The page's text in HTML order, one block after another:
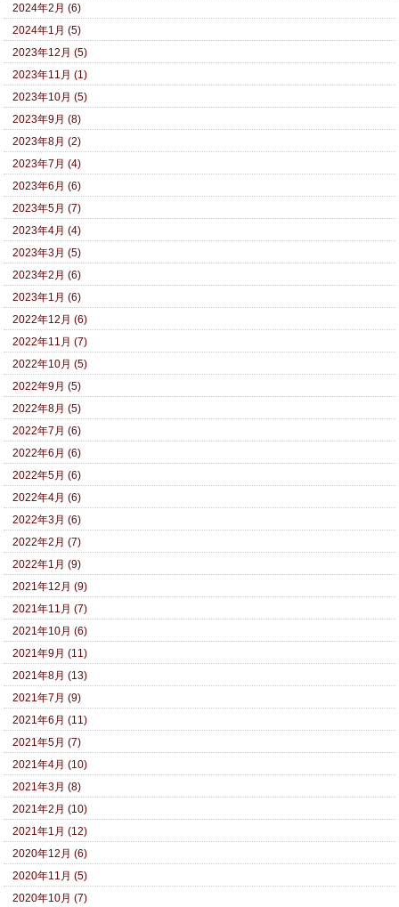
2024年2月 (6)
2024年1月 (5)
2023年12月 (5)
2023年11月 (1)
2023年10月 (5)
2023年9月 (8)
2023年8月 (2)
2023年7月 (4)
2023年6月 (6)
2023年5月 (7)
2023年4月 (4)
2023年3月 (5)
2023年2月 (6)
2023年1月 (6)
2022年12月 (6)
2022年11月 (7)
2022年10月 (5)
2022年9月 (5)
2022年8月 (5)
2022年7月 (6)
2022年6月 (6)
2022年5月 (6)
2022年4月 (6)
2022年3月 (6)
2022年2月 (7)
2022年1月 (9)
2021年12月 (9)
2021年11月 (7)
2021年10月 (6)
2021年9月 (11)
2021年8月 (13)
2021年7月 (9)
2021年6月 (11)
2021年5月 (7)
2021年4月 (10)
2021年3月 (8)
2021年2月 (10)
2021年1月 (12)
2020年12月 (6)
2020年11月 (5)
2020年10月 (7)